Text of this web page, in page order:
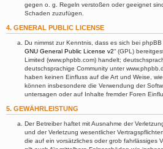
gegen o. g. Regeln verstoßen oder geeignet
Schaden zuzufügen.
4. GENERAL PUBLIC LICENSE
Du nimmst zur Kenntnis, dass es sich bei phpBB
GNU General Public License v2“ (GPL)
Limited (www.phpbb.com) handelt;
deutschsprachige Community unter
haben keinen Einfluss auf die Art und Weise,
können insbesondere die Verwendung der
untersagen oder auf Inhalte fremder Foren
5. GEWÄHRLEISTUNG
Der Betreiber haftet mit Ausnahme der
und der Verletzung wesentlicher
die auf ein vorsätzliches oder grob fahrlässiges